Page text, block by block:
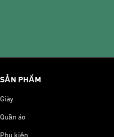
SẢN PHẨM
Giày
Quần áo
Phụ kiện